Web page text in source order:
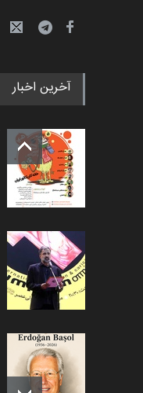
آخرین اخبار